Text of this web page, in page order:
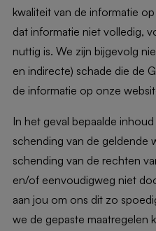
kwaliteit van de informatie
dat informatie niet volledig,
nuttig is. We zijn bijgevolg
en indirecte) schade die de
de informatie op onze
In het geval bepaalde
schending van de geldende
schending van de rechten
en/of eenvoudigweg niet
aan jou om ons dit zo
we de gepaste maatregelen